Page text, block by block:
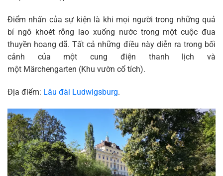
Điểm nhấn của sự kiện là khi mọi người trong những quả
bí ngô khoét rỗng lao xuống nước trong một cuộc đua
thuyền hoang dã. Tất cả những điều này diễn ra trong bối
cảnh của một cung điện thanh lịch và
một Märchengarten (Khu vườn cổ tích).
Địa điểm: Lâu đài Ludwigsburg.